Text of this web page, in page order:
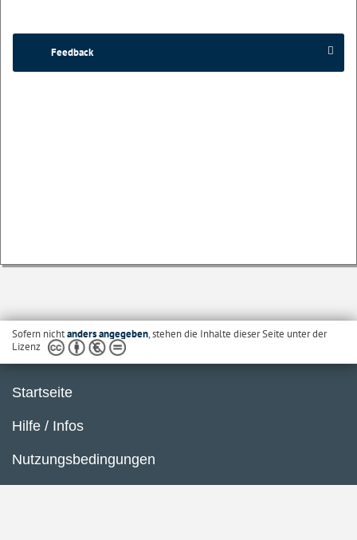
Feedback
Sofern nichtanders angegeben, stehen die Inhalte dieser Seite unter der
Lizenz
Startseite
Hilfe / Infos
Nutzungsbedingungen